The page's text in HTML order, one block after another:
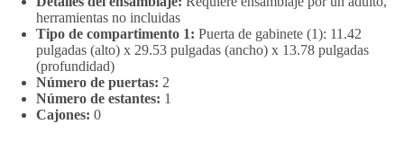
herramientas no incluidas
Tipo de compartimento 1: Puerta de gabinete (1): 11.42
pulgadas (alto) x 29.53 pulgadas (ancho) x 13.78 pulgadas
(profundidad)
Número de puertas: 2
Número de estantes: 1
Cajones: 0